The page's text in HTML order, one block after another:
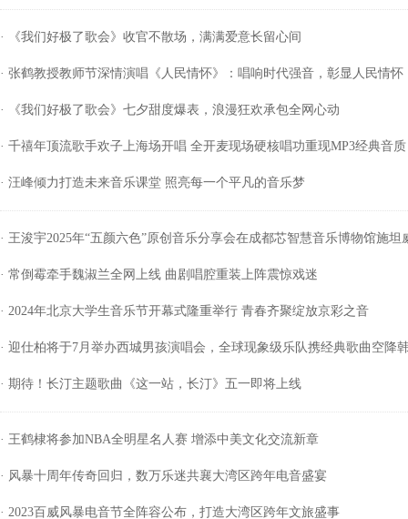
· 《我们好极了歌会》收官不散场，满满爱意长留心间
· 张鹤教授教师节深情演唱《人民情怀》：唱响时代强音，彰显人民情怀
· 《我们好极了歌会》七夕甜度爆表，浪漫狂欢承包全网心动
· 千禧年顶流歌手欢子上海场开唱 全开麦现场硬核唱功重现MP3经典音质
· 汪峰倾力打造未来音乐课堂 照亮每一个平凡的音乐梦
· 王浚宇2025年“五颜六色”原创音乐分享会在成都芯智慧音乐博物馆施坦
· 常倒霉牵手魏淑兰全网上线 曲剧唱腔重装上阵震惊戏迷
· 2024年北京大学生音乐节开幕式隆重举行 青春齐聚绽放京彩之音
· 迎仕柏将于7月举办西城男孩演唱会，全球现象级乐队携经典歌曲空降
· 期待！长汀主题歌曲《这一站，长汀》五一即将上线
· 王鹤棣将参加NBA全明星名人赛 增添中美文化交流新章
· 风暴十周年传奇回归，数万乐迷共襄大湾区跨年电音盛宴
· 2023百威风暴电音节全阵容公布，打造大湾区跨年文旅盛事